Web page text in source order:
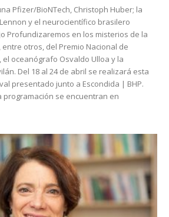
Pfizer/BioNTech, Christoph Huber; la
y el neurocientífico brasilero
Profundizaremos en los misterios de la
otros, del Premio Nacional de
oceanógrafo Osvaldo Ulloa y la
Del 18 al 24 de abril se realizará esta
presentado junto a Escondida | BHP.
programación se encuentran en